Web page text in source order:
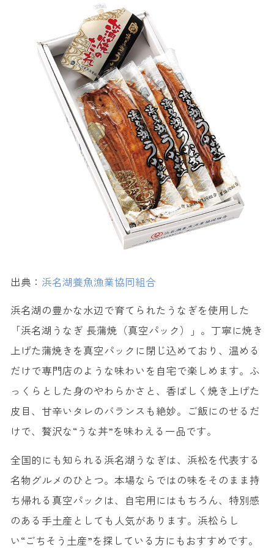
出典： 浜名湖養魚漁業協同組合
浜名湖の豊かな水辺で育てられたうなぎを使用した
「浜名湖うなぎ 長蒲焼（真空パック）」。丁寧に焼き
上げた蒲焼きを真空パックに閉じ込めており、温める
だけで専門店のような味わいを自宅で楽しめます。ふ
っくらとした身のやわらかさと、香ばしく焼き上げた
皮目、甘辛いタレのバランスも絶妙。ご飯にのせるだ
けで、贅沢な“うな丼”を味わえる一品です。
全国的にも知られる浜名湖うなぎは、浜松を代表する
名物グルメのひとつ。本場ならではの味をそのまま持
ち帰れる真空パックは、自宅用にはもちろん、特別感
のある手土産としても人気があります。浜松らし
い“ごちそう土産”を探している方にもおすすめです。